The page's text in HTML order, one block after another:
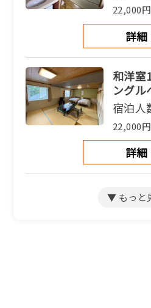
22,000
詳細
和洋室
ングル
宿泊人
22,000
詳細
和室12
スなし